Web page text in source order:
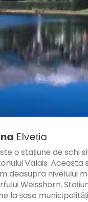
Elveția
o stațiune de schi
Valais. Aceasta
deasupra nivelului
Weisshorn.
la șase